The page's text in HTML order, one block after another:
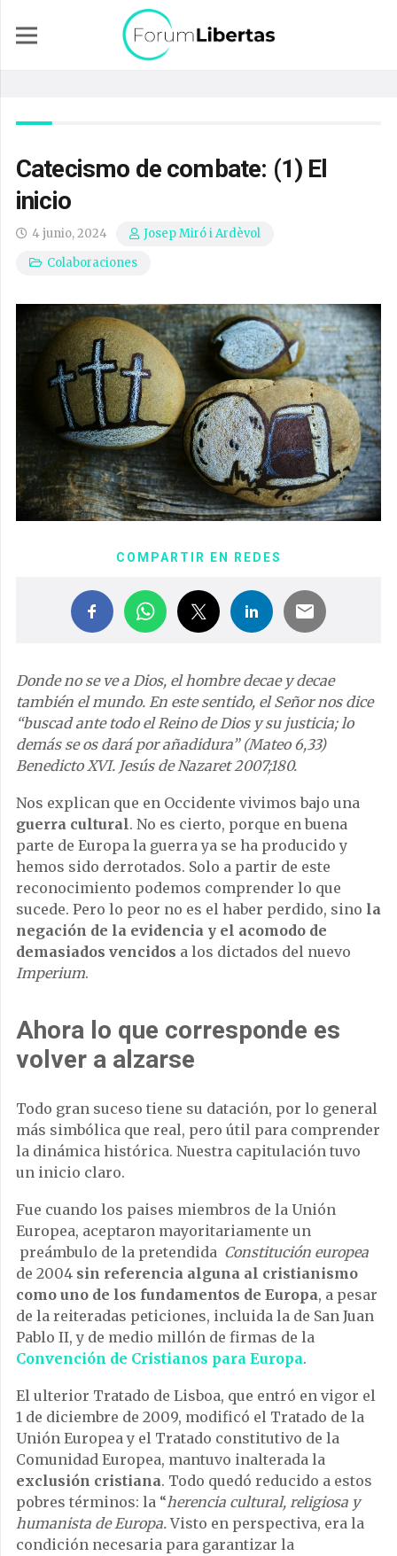
Catecismo de combate: (1) El
inicio
4 junio, 2024
Josep Miró i Ardèvol
Colaboraciones
COMPARTIR EN REDES
Donde no se ve a Dios, el hombre decae y decae
también el mundo. En este sentido, el Señor nos dice
“buscad ante todo el Reino de Dios y su justicia; lo
demás se os dará por añadidura” (Mateo 6,33)
Benedicto XVI. Jesús de Nazaret 2007;180.
Nos explican que en Occidente vivimos bajo una
guerra cultural. No es cierto, porque en buena
parte de Europa la guerra ya se ha producido y
hemos sido derrotados. Solo a partir de este
reconocimiento podemos comprender lo que
sucede. Pero lo peor no es el haber perdido, sino la
negación de la evidencia y el acomodo de
demasiados vencidos a los dictados del nuevo
Imperium.
Ahora lo que corresponde es
volver a alzarse
Todo gran suceso tiene su datación, por lo general
más simbólica que real, pero útil para comprender
la dinámica histórica. Nuestra capitulación tuvo
un inicio claro.
Fue cuando los paises miembros de la Unión
Europea, aceptaron mayoritariamente un
preámbulo de la pretendida Constitución europea
de 2004 sin referencia alguna al cristianismo
como uno de los fundamentos de Europa, a pesar
de la reiteradas peticiones, incluida la de San Juan
Pablo II, y de medio millón de firmas de la
Convención de Cristianos para Europa.
El ulterior Tratado de Lisboa, que entró en vigor el
1 de diciembre de 2009, modificó el Tratado de la
Unión Europea y el Tratado constitutivo de la
Comunidad Europea, mantuvo inalterada la
exclusión cristiana. Todo quedó reducido a estos
pobres términos: la “herencia cultural, religiosa y
humanista de Europa.Visto en perspectiva, era la
condición necesaria para garantizar la